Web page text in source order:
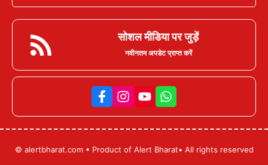
सोशल मीडिया पर जुड़ें
नवीनतम अपडेट प्राप्त करें
© alertbharat.com • Product of Alert Bharat• All rights reserved